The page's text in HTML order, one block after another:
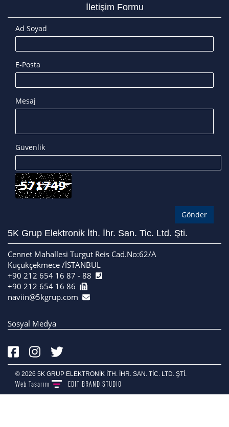
İletişim Formu
Ad Soyad
E-Posta
Mesaj
Güvenlik
5K Grup Elektronik İth. İhr. San. Tic. Ltd. Şti.
Cennet Mahallesi Turgut Reis Cad.No:62/A
Küçükçekmece /İSTANBUL
+90 212 654 16 87 - 88
+90 212 654 16 86
naviin@5kgrup.com
Sosyal Medya
© 2026 5K GRUP ELEKTRONİK İTH. İHR. SAN. TİC. LTD. ŞTİ.
Web Tasarım EDIT BRAND STUDIO